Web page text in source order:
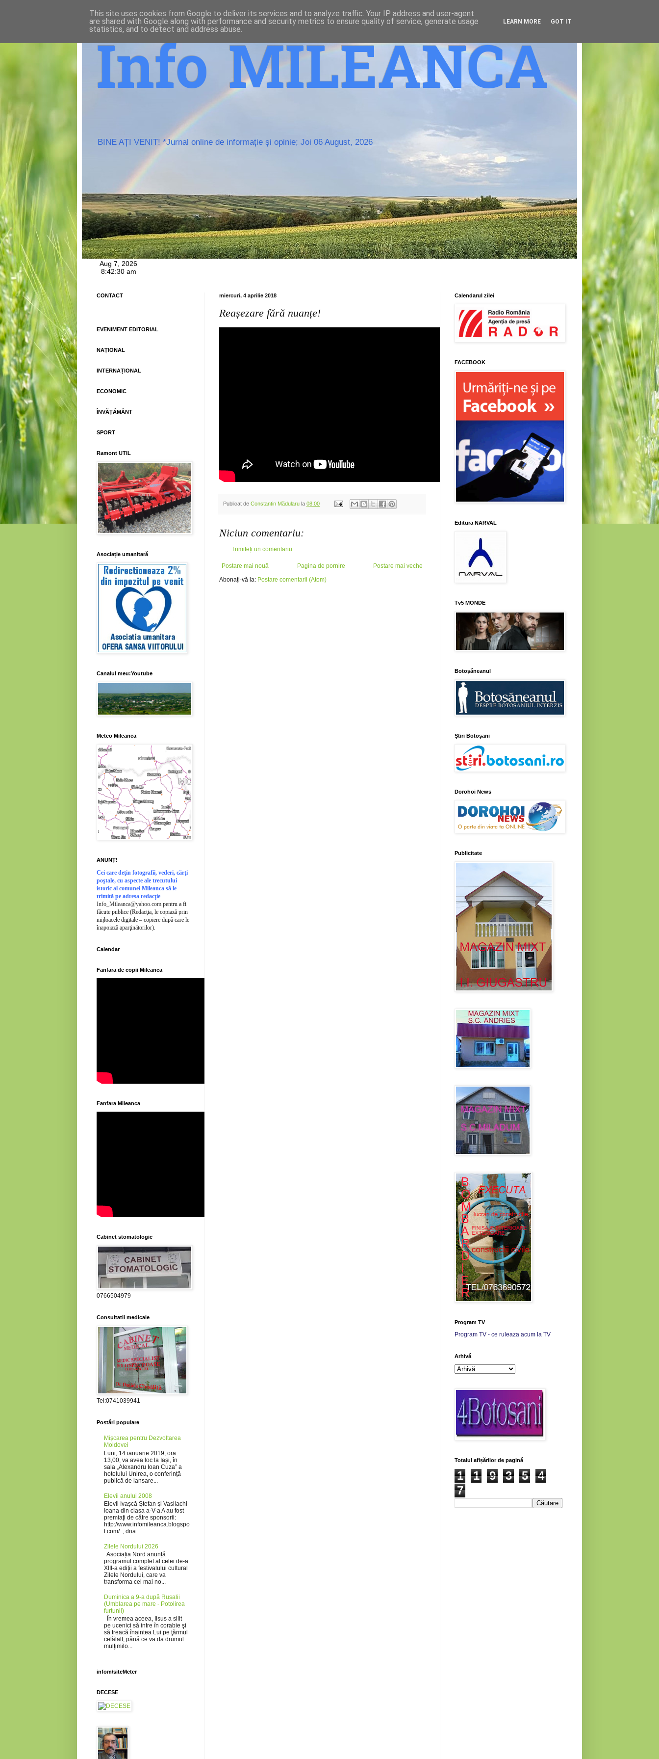
Info MILEANCA
BINE AȚI VENIT! *Jurnal online de informație și opinie; Joi 06 August, 2026
miercuri, 4 aprilie 2018
Reașezare fără nuanțe!
Publicat de Constantin Mădularu la 08:00
Niciun comentariu:
Trimiteți un comentariu
Postare mai nouă Postare mai veche
Pagina de pornire
Abonați-vă la: Postare comentarii (Atom)
CONTACT
EVENIMENT EDITORIAL
NAȚIONAL
INTERNAȚIONAL
ECONOMIC
ÎNVĂȚĂMÂNT
SPORT
Ramont UTIL
Asociație umanitară
Canalul meu:Youtube
Meteo Mileanca
ANUNȚ!
Cei care deţin fotografii, vederi, cărţi
poştale, cu aspecte ale trecutului
istoric al comunei Mileanca să le
trimită pe adresa redacţie
Info_Mileanca@yahoo.com pentru a fi
făcute publice (Redacţia, le copiază prin
mijloacele digitale – copiere după care le
înapoiază aparţinătorilor).
Calendar
Fanfara de copii Mileanca
Fanfara Mileanca
Cabinet stomatologic
0766504979
Consultatii medicale
Tel:0741039941
Postări populare
Mișcarea pentru Dezvoltarea
Moldovei
Luni, 14 ianuarie 2019, ora
13,00, va avea loc la Iași, în
sala „Alexandru Ioan Cuza” a
hotelului Unirea, o conferință
publică de lansare...
Elevii anului 2008
Elevii Ivaşcă Ştefan şi Vasilachi
Ioana din clasa a-V-a A au fost
premiaţi de către sponsorii:
http://www.infomileanca.blogspo
t.com/ ., dna...
Zilele Nordului 2026
Asociația Nord anunță
programul complet al celei de-a
XIII-a ediții a festivalului cultural
Zilele Nordului, care va
transforma cel mai no...
Duminica a 9-a după Rusalii
(Umblarea pe mare - Potolirea
furtunii)
În vremea aceea, Iisus a silit
pe ucenici să intre în corabie şi
să treacă înaintea Lui pe ţărmul
celălalt, până ce va da drumul
mulţimilo...
infom/siteMeter
DECESE
Calendarul zilei
FACEBOOK
Editura NARVAL
Tv5 MONDE
Botoșăneanul
Știri Botoșani
Dorohoi News
Publicitate
Program TV
Program TV - ce ruleaza acum la TV
Arhivă
Totalul afișărilor de pagină
1 1 9 3 5
4
7
This site uses cookies from Google to deliver its services and to analyze traffic. Your IP address and user-agent
are shared with Google along with performance and security metrics to ensure quality of service, generate usage
statistics, and to detect and address abuse.
LEARN MORE GOT IT